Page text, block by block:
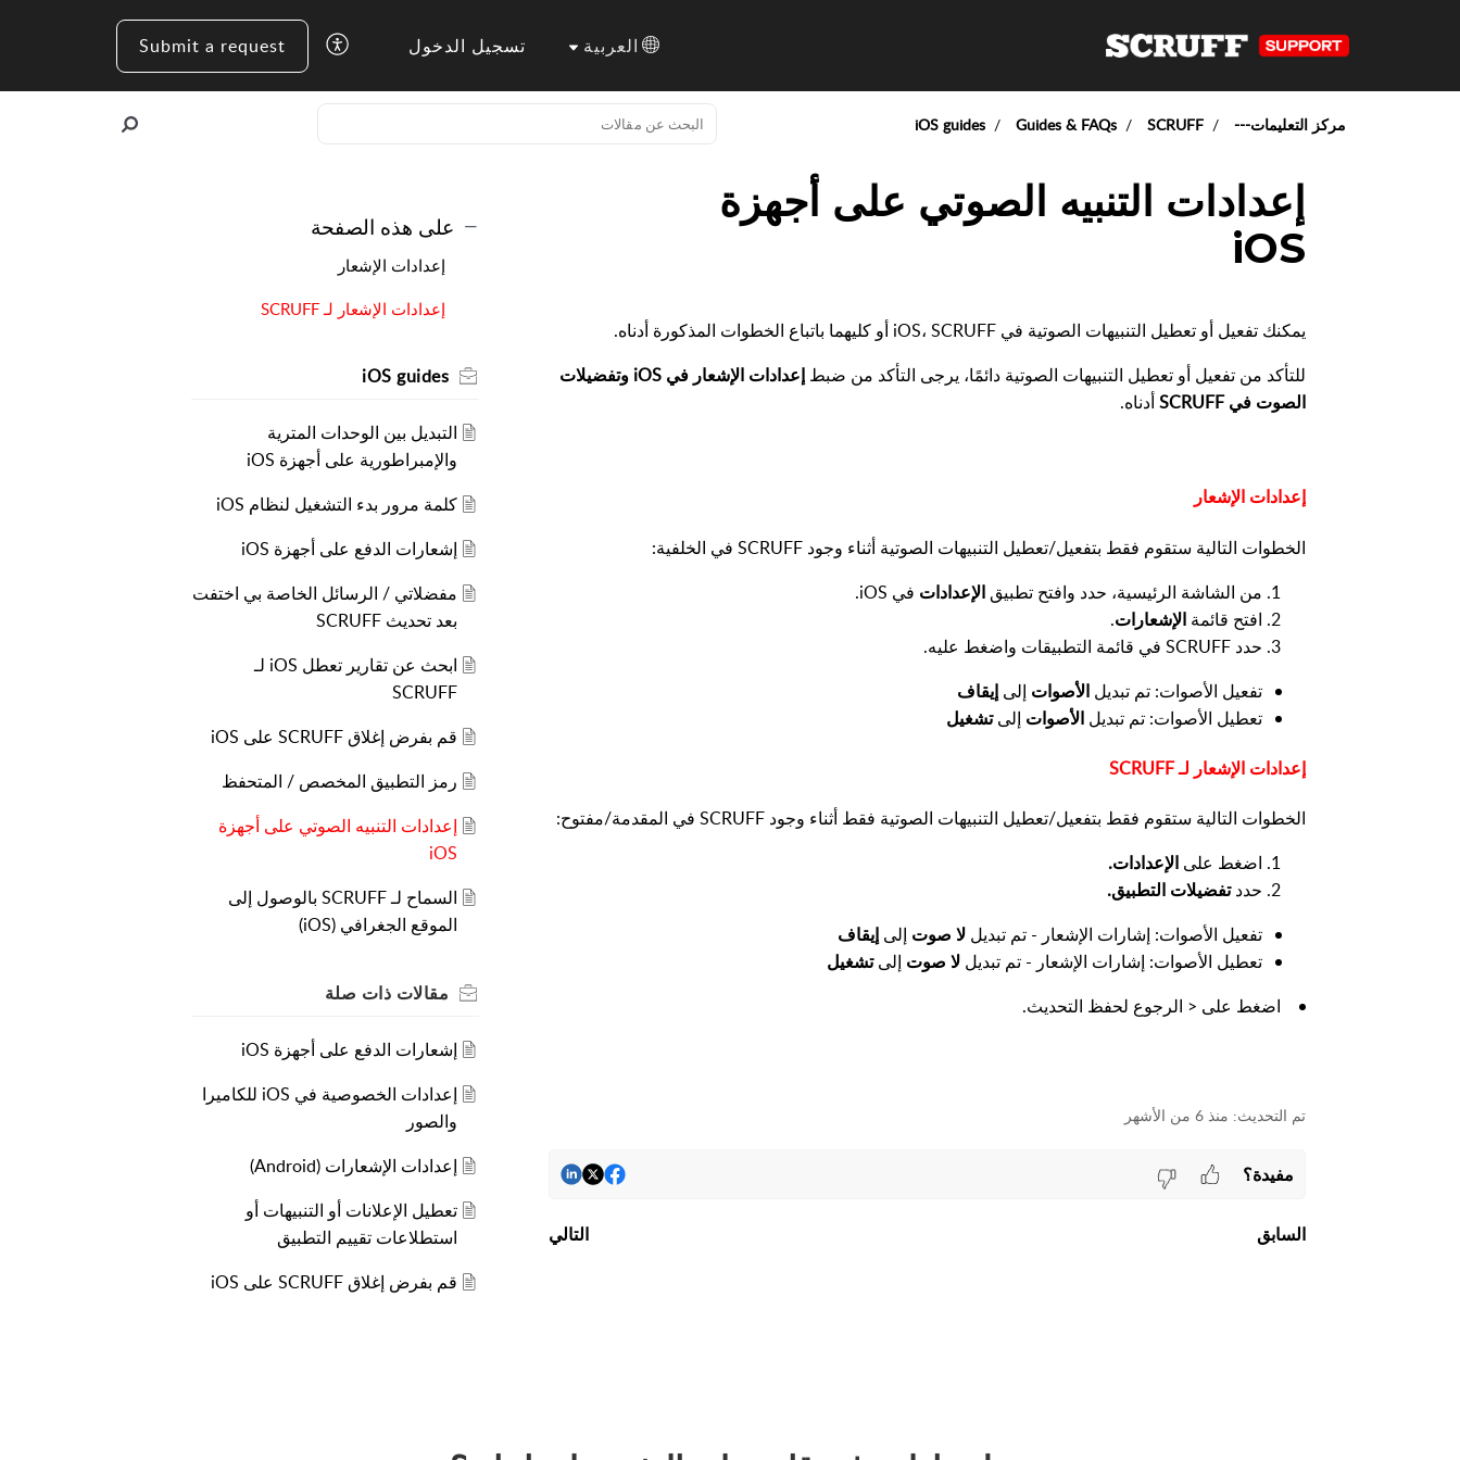
العربية تسجيل الدخول Submit a request
مركز التعليمات--- SCRUFF
Guides & FAQs
iOS guides
إعدادات التنبيه الصوتي على أجهزة
iOS
يمكنك تفعيل أو تعطيل التنبيهات الصوتية في iOS، SCRUFF أو كليهما باتباع الخطوات المذكورة أدناه.
للتأكد من تفعيل أو تعطيل التنبيهات الصوتية دائمًا، يرجى التأكد من ضبط
إعدادات الإشعار في iOS وتفضيلات
الصوت في SCRUFF
أدناه.
إعدادات الإشعار
الخطوات التالية ستقوم فقط بتفعيل/تعطيل التنبيهات الصوتية أثناء وجود SCRUFF في الخلفية:
من الشاشة الرئيسية، حدد وافتح تطبيق الإعدادات في iOS.
افتح قائمة الإشعارات.
حدد SCRUFF في قائمة التطبيقات واضغط عليه.
تفعيل الأصوات: تم تبديل الأصوات إلى إيقاف
تعطيل الأصوات: تم تبديل الأصوات إلىتشغيل
إعدادات الإشعار لـ SCRUFF
الخطوات التالية ستقوم فقط بتفعيل/تعطيل التنبيهات الصوتية فقط أثناء وجود SCRUFF في المقدمة/مفتوح:
اضغط على الإعدادات.
حددتفضيلات التطبيق.
تفعيل الأصوات: إشارات الإشعار - تم تبديل لا صوت إلى إيقاف
تعطيل الأصوات: إشارات الإشعار - تم تبديل لا صوت إلىتشغيل
اضغط على < الرجوع لحفظ التحديث.
منذ 6 من الأشهر
مفيدة؟
السابق التالي
على هذه الصفحة
إعدادات الإشعار
إعدادات الإشعار لـ SCRUFF
iOS guides
التبديل بين الوحدات المترية
والإمبراطورية على أجهزة iOS
كلمة مرور بدء التشغيل لنظام iOS
إشعارات الدفع على أجهزة iOS
مفضلاتي / الرسائل الخاصة بي اختفت
بعد تحديث SCRUFF
ابحث عن تقارير تعطل iOS لـ
SCRUFF
قم بفرض إغلاق SCRUFF على iOS
رمز التطبيق المخصص / المتحفظ
إعدادات التنبيه الصوتي على أجهزة
iOS
السماح لـ SCRUFF بالوصول إلى
الموقع الجغرافي (iOS)
مقالات ذات صلة
إشعارات الدفع على أجهزة iOS
إعدادات الخصوصية في iOS للكاميرا
والصور
إعدادات الإشعارات (Android)
تعطيل الإعلانات أو التنبيهات أو
استطلاعات تقييم التطبيق
قم بفرض إغلاق SCRUFF على iOS